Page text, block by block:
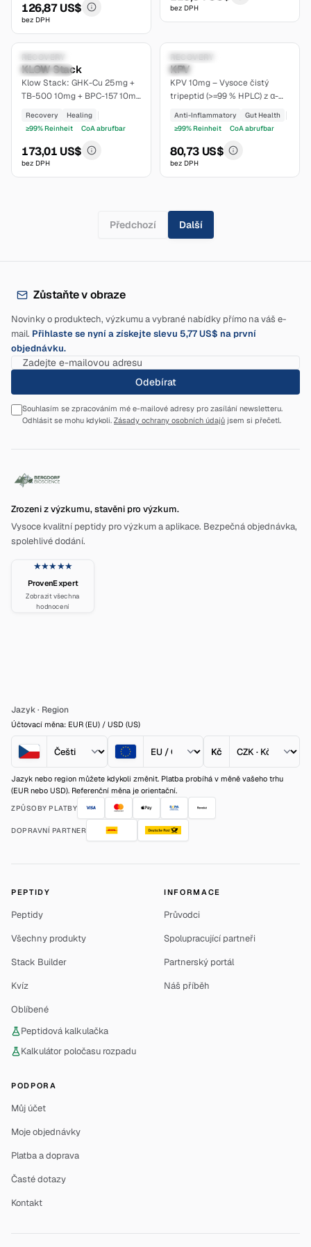
126,87 US$
bez DPH
bez DPH
Research Only
established
KLOW Stack
Klow Stack: GHK-Cu 25mg +
TB-500 10mg + BPC-157 10mg
+ KPV 10mg. Čtyři synergické
peptidy, lyofilizované, čistota
Recovery
Healing
≥99% Reinheit
CoA abrufbar
173,01 US$
bez DPH
Research Only
moderate
KPV
KPV 10mg – Vysoce čistý
tripeptid (>=99 % HPLC) z α-
lyofilizovaný, CoA dostupný na
Anti-Inflammatory
Gut Health
≥99% Reinheit
CoA abrufbar
80,73 US$
bez DPH
Předchozí Další
Zůstaňte v obraze
Novinky o produktech, výzkumu a vybrané nabídky přímo na váš e-
mail. Přihlaste se nyní a získejte slevu 5,77 US$ na první
objednávku.
Odebírat
Souhlasím se zpracováním mé e-mailové adresy pro zasílání newsletteru.
Odhlásit se mohu kdykoli. Zásady ochrany osobních údajů jsem si přečetl.
Zrozeni z výzkumu, stavěni pro výzkum.
Vysoce kvalitní peptidy pro výzkum a aplikace. Bezpečná objednávka,
spolehlivé dodání.
★★★★★
ProvenExpert
Zobrazit všechna
hodnocení
Jazyk· Region
Účtovací měna: EUR (EU) / USD (US)
Kč
Jazyk nebo region můžete kdykoli změnit. Platba probíhá v měně vašeho trhu
(EUR nebo USD). Referenční měna je orientační.
ZPŮSOBY PLATBY
DOPRAVNÍ PARTNER
PEPTIDY
Peptidy
Všechny produkty
Stack Builder
Kvíz
Oblíbené
Peptidová kalkulačka
Kalkulátor poločasu rozpadu
INFORMACE
Průvodci
Spolupracující partneři
Partnerský portál
Náš příběh
PODPORA
Můj účet
Moje objednávky
Platba a doprava
Časté dotazy
Kontakt